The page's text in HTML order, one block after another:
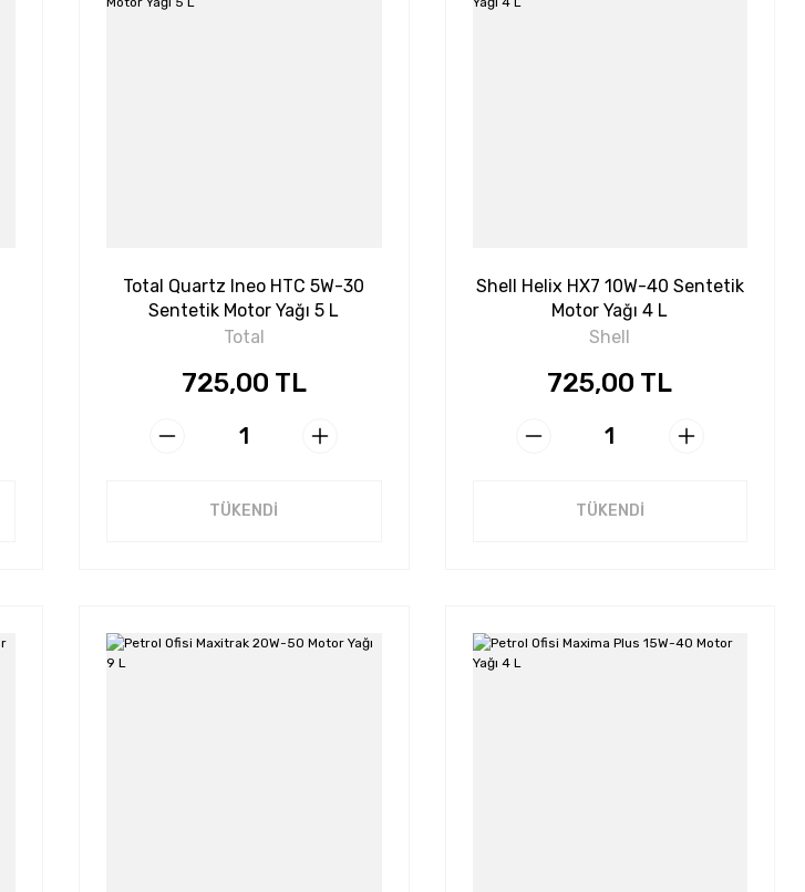
Total Quartz Ineo HTC 5W-30
Sentetik Motor Yağı 5 L
Total
725,00 TL
TÜKENDİ
Shell Helix HX7 10W-40 Sentetik
Motor Yağı 4 L
Shell
725,00 TL
TÜKENDİ